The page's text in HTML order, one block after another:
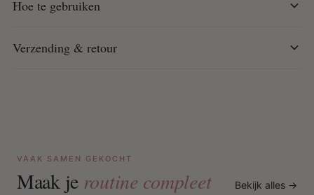
voor gecontroleerde applicatie.
Hoe te gebruiken
Verzending & retour
VAAK SAMEN GEKOCHT
Maak je routine compleet Bekijk alles →